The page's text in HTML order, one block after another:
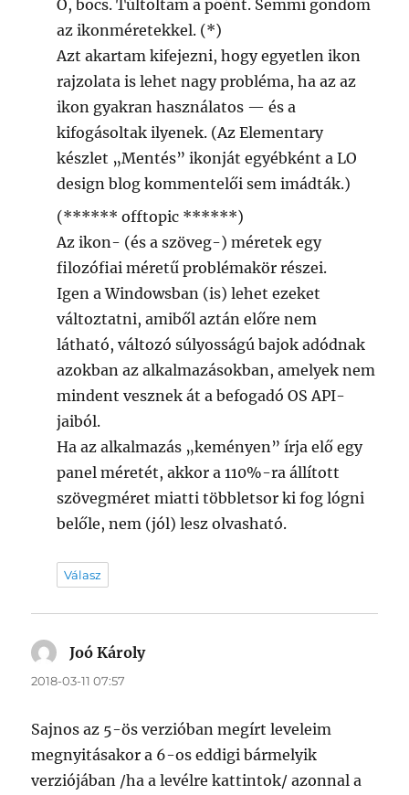
Ó, bocs. Túltoltam a poént. Semmi gondom
az ikonméretekkel. (*)
Azt akartam kifejezni, hogy egyetlen ikon
rajzolata is lehet nagy probléma, ha az az
ikon gyakran használatos — és a
kifogásoltak ilyenek. (Az Elementary
készlet „Mentés” ikonját egyébként a LO
design blog kommentelői sem imádták.)
(****** offtopic ******)
Az ikon- (és a szöveg-) méretek egy
filozófiai méretű problémakör részei.
Igen a Windowsban (is) lehet ezeket
változtatni, amiből aztán előre nem
látható, változó súlyosságú bajok adódnak
azokban az alkalmazásokban, amelyek nem
mindent vesznek át a befogadó OS API-
jaiból.
Ha az alkalmazás „keményen” írja elő egy
panel méretét, akkor a 110%-ra állított
szövegméret miatti többletsor ki fog lógni
belőle, nem (jól) lesz olvasható.
Válasz
Joó Károlyszerint:
2018-03-11 07:57
Sajnos az 5-ös verzióban megírt leveleim
megnyitásakor a 6-os eddigi bármelyik
verziójában /ha a levélre kattintok/ azonnal a